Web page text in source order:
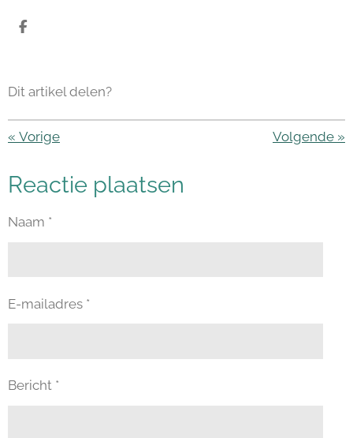
D
n
Dit artikel delen?
« Vorige Volgende »
Reactie plaatsen
Naam *
E-mailadres *
Bericht *